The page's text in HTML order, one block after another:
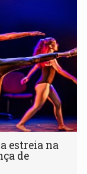
estreia na
de